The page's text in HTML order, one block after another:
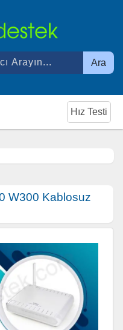
Ara
Hız Testi
W300 Kablosuz